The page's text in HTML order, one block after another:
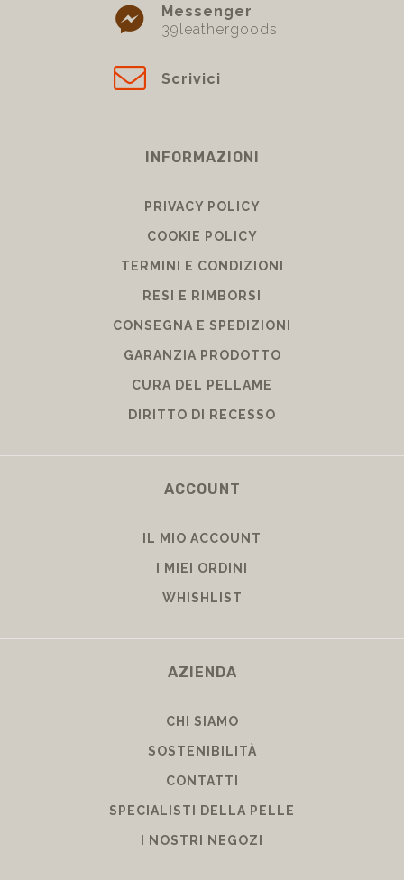
Messenger
39leathergoods
Scrivici
INFORMAZIONI
PRIVACY POLICY
COOKIE POLICY
TERMINI E CONDIZIONI
RESI E RIMBORSI
CONSEGNA E SPEDIZIONI
GARANZIA PRODOTTO
CURA DEL PELLAME
DIRITTO DI RECESSO
ACCOUNT
IL MIO ACCOUNT
I MIEI ORDINI
WHISHLIST
AZIENDA
CHI SIAMO
SOSTENIBILITÀ
CONTATTI
SPECIALISTI DELLA PELLE
I NOSTRI NEGOZI